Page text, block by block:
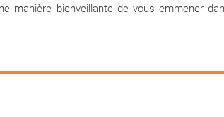
bienveillante de vous emmener